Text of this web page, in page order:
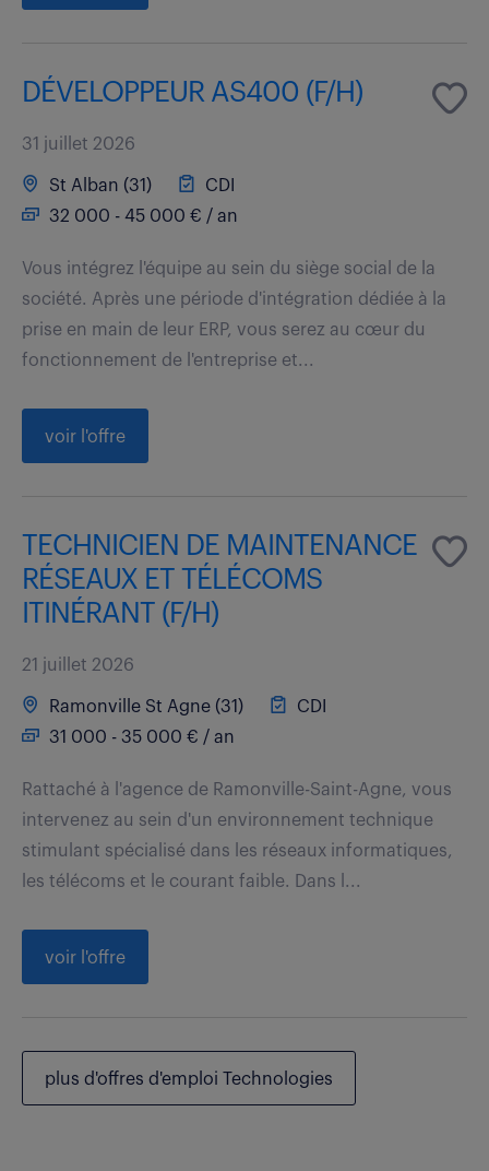
DÉVELOPPEUR AS400 (F/H)
31 juillet 2026
St Alban (31)
CDI
32 000 - 45 000 € / an
Vous intégrez l'équipe au sein du siège social de la
société. Après une période d'intégration dédiée à la
prise en main de leur ERP, vous serez au cœur du
fonctionnement de l'entreprise et...
voir l'offre
TECHNICIEN DE MAINTENANCE
RÉSEAUX ET TÉLÉCOMS
ITINÉRANT (F/H)
21 juillet 2026
Ramonville St Agne (31)
CDI
31 000 - 35 000 € / an
Rattaché à l'agence de Ramonville-Saint-Agne, vous
intervenez au sein d'un environnement technique
stimulant spécialisé dans les réseaux informatiques,
les télécoms et le courant faible. Dans l...
voir l'offre
plus d'offres d'emploi Technologies